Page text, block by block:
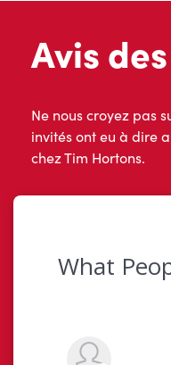
Avis
Ne nous croyez pas
invités ont eu à dire
chez Tim Hortons.